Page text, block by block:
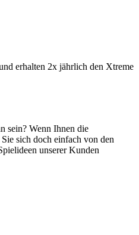
erhalten 2x jährlich den Xtreme
sein? Wenn Ihnen die
sich doch einfach von den
unserer Kunden